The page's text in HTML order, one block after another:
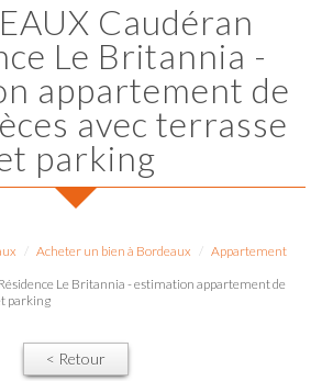
Le Britannia -
appartement de
avec terrasse
parking
Acheter un bien à Bordeaux
Appartement
Le Britannia - estimation appartement de
parking
< Retour